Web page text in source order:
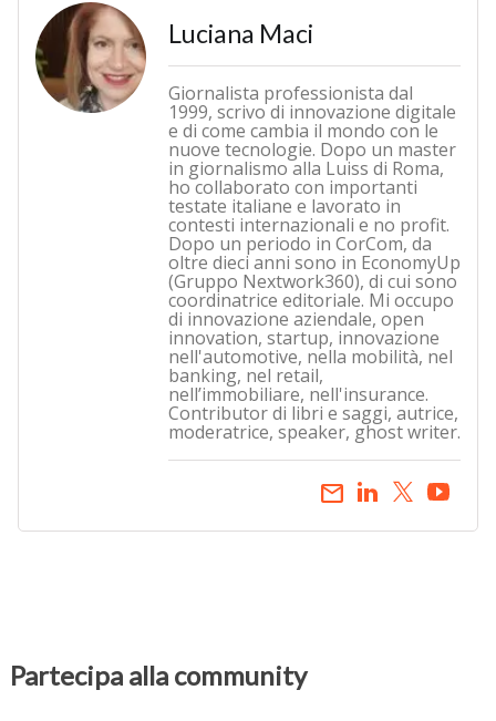
Luciana Maci
Giornalista professionista dal
1999, scrivo di innovazione digitale
e di come cambia il mondo con le
nuove tecnologie. Dopo un master
in giornalismo alla Luiss di Roma,
ho collaborato con importanti
testate italiane e lavorato in
contesti internazionali e no profit.
Dopo un periodo in CorCom, da
oltre dieci anni sono in EconomyUp
(Gruppo Nextwork360), di cui sono
coordinatrice editoriale. Mi occupo
di innovazione aziendale, open
innovation, startup, innovazione
nell'automotive, nella mobilità, nel
banking, nel retail,
nell’immobiliare, nell'insurance.
Contributor di libri e saggi, autrice,
moderatrice, speaker, ghost writer.
email
Partecipa alla community